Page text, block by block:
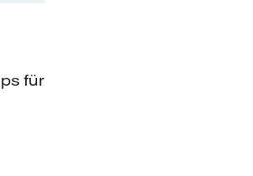
für